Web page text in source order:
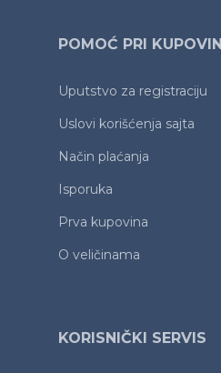
POMOĆ PRI KUPOVINI
Uputstvo za registraciju
Uslovi korišćenja sajta
Način plaćanja
Isporuka
Prva kupovina
O veličinama
KORISNIČKI SERVIS